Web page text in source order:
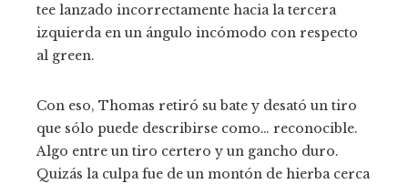
tee lanzado incorrectamente hacia la tercera
izquierda en un ángulo incómodo con respecto
al green.
Con eso, Thomas retiró su bate y desató un tiro
que sólo puede describirse como… reconocible.
Algo entre un tiro certero y un gancho duro.
Quizás la culpa fue de un montón de hierba cerca